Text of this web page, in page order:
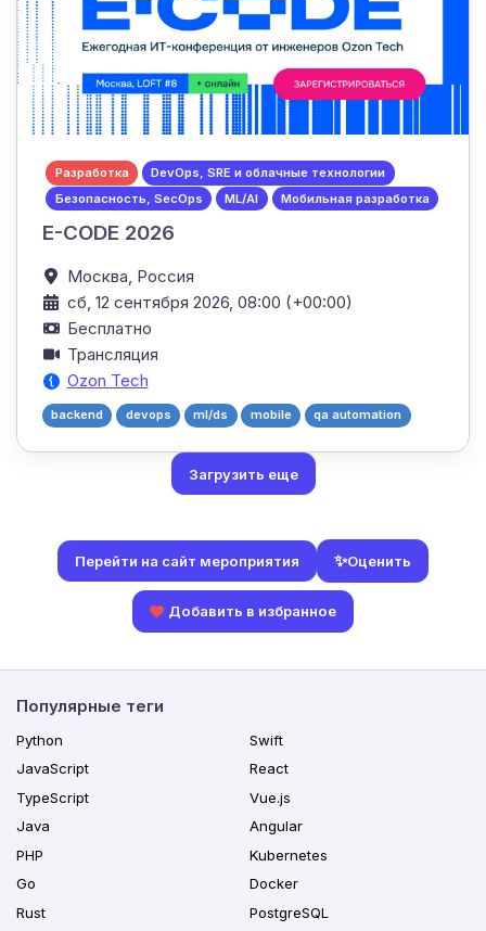
Разработка
DevOps, SRE и облачные технологии
Безопасность, SecOps
ML/AI Мобильная разработка
E-CODE 2026
Москва, Россия
сб, 12 сентября 2026, 08:00 (+00:00)
Бесплатно
Трансляция
Ozon Tech
backend devops ml/ds mobile qa automation
Загрузить еще
Перейти на сайт мероприятия ✨Оценить
Добавить в избранное
Популярные теги
Python
JavaScript
TypeScript
Java
PHP
Go
Rust
Swift
React
Vue.js
Angular
Kubernetes
Docker
PostgreSQL